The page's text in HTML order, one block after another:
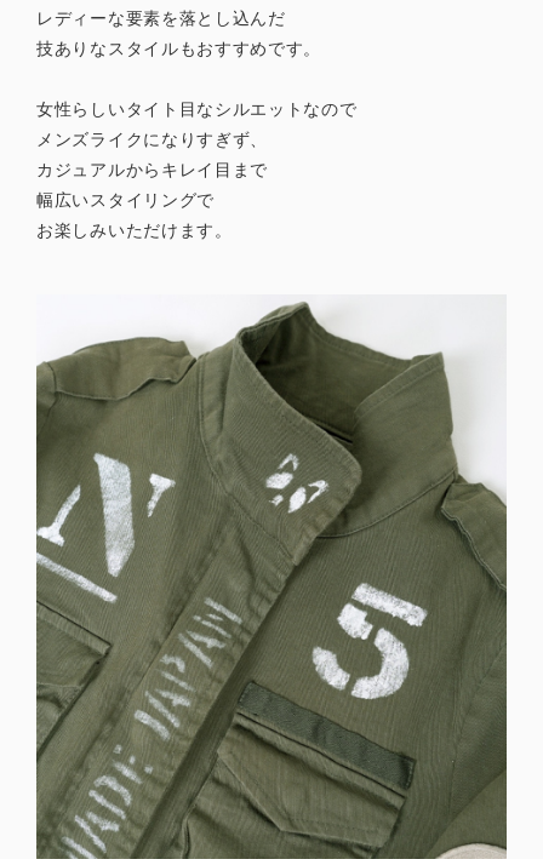
レディーな要素を落とし込んだ
技ありなスタイルもおすすめです。
女性らしいタイト目なシルエットなので
メンズライクになりすぎず、
カジュアルからキレイ目まで
幅広いスタイリングで
お楽しみいただけます。